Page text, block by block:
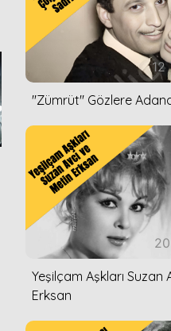
12
''Zümrüt'' Gözlere
Yeşilçam Aşkları Suzan
Erksan